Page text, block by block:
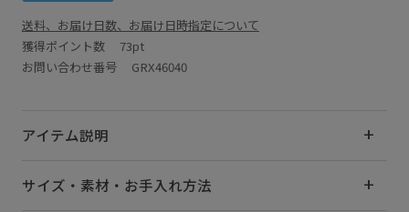
送料、お届け日数、お届け日時指定について
獲得ポイント数 73pt
お問い合わせ番号 GRX46040
アイテム説明
サイズ・素材・お手入れ方法